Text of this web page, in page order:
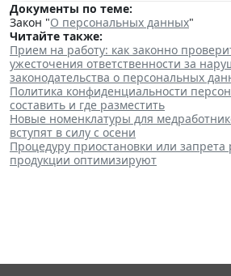
Документы по теме:
Закон "О персональных данных"
Читайте также:
Прием на работу: как законно
ужесточения ответственности за
законодательства о персональных
Политика конфиденциальности
составить и где разместить
Новые номенклатуры для
вступят в силу с осени
Процедуру приостановки или
продукции оптимизируют